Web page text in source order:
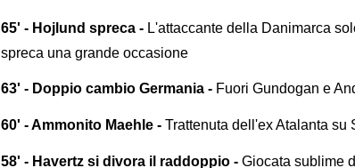
65' - Hojlund spreca - L'attaccante della Danimarca
spreca una grande occasione
63' - Doppio cambio Germania - Fuori Gundogan e
60' - Ammonito Maehle - Trattenuta dell'ex Atalanta su
58' - Havertz si divora il raddoppio - Giocata sublime